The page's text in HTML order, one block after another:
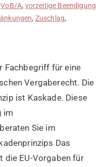
VoB/A, vorzeitige Beendigung
, Zuschlag,
Fachbegriff für eine
Vergaberecht. Die
ist Kaskade. Diese
im
Sie im
Das
die EU-Vorgaben für